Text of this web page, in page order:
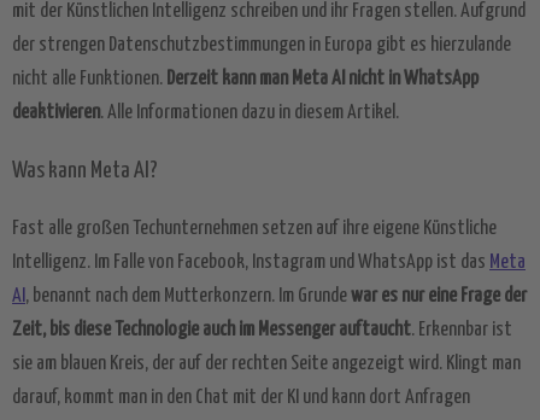
mit der Künstlichen Intelligenz schreiben und ihr Fragen stellen. Aufgrund
der strengen Datenschutzbestimmungen in Europa gibt es hierzulande
nicht alle Funktionen. Derzeit kann man Meta AI nicht in WhatsApp
deaktivieren. Alle Informationen dazu in diesem Artikel.
Was kann Meta AI?
Fast alle großen Techunternehmen setzen auf ihre eigene Künstliche
Intelligenz. Im Falle von Facebook, Instagram und WhatsApp ist das Meta
AI , benannt nach dem Mutterkonzern. Im Grundewar es nur eine Frage der
Zeit, bis diese Technologie auch im Messenger auftaucht. Erkennbar ist
sie am blauen Kreis, der auf der rechten Seite angezeigt wird. Klingt man
darauf, kommt man in den Chat mit der KI und kann dort Anfragen